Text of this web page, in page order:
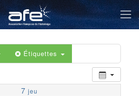
Étiquettes
7 jeu